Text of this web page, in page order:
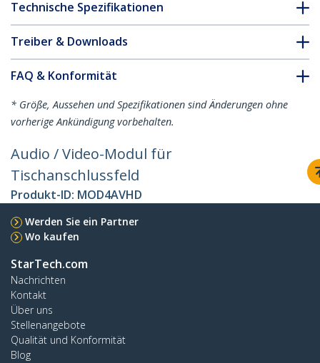
Technische Spezifikationen
Treiber & Downloads
FAQ & Konformität
* Größe, Aussehen und Spezifikationen sind Änderungen ohne
vorherige Ankündigung vorbehalten.
Audio / Video-Modul für
Tischanschlussfeld
Produkt-ID: MOD4AVHD
Werden Sie ein Partner
Wo kaufen
StarTech.com
Nachrichten
Kontakt
Über uns
Stellenangebote
Qualität und Konformität
Blog